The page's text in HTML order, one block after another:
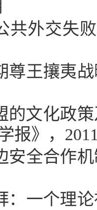
共外交失
尊王攘夷
的文化政
报》，
安全合作
：一个理